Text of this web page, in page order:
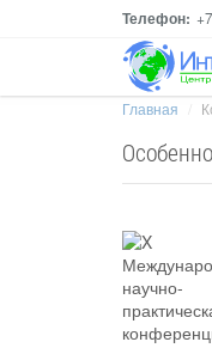
Телефон:
Главная